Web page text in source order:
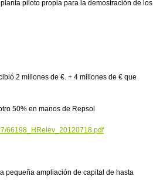
piloto propia para la demostración de los
2 millones de €. + 4 millones de € que
50% en manos de Repsol
66198_HRelev_20120718.pdf
pequeña ampliación de capital de hasta